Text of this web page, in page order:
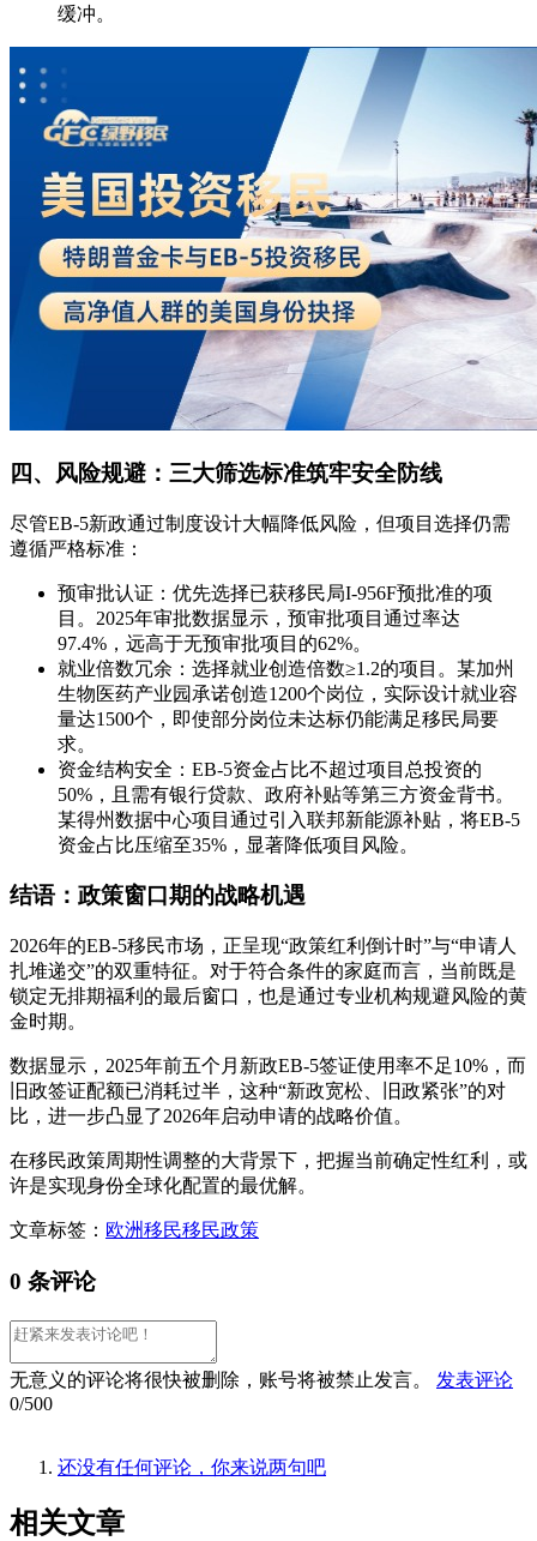
缓冲。
四、风险规避：三大筛选标准筑牢安全防线
尽管EB-5新政通过制度设计大幅降低风险，但项目选择仍需
遵循严格标准：
预审批认证：优先选择已获移民局I-956F预批准的项
目。2025年审批数据显示，预审批项目通过率达
97.4%，远高于无预审批项目的62%。
就业倍数冗余：选择就业创造倍数≥1.2的项目。某加州
生物医药产业园承诺创造1200个岗位，实际设计就业容
量达1500个，即使部分岗位未达标仍能满足移民局要
求。
资金结构安全：EB-5资金占比不超过项目总投资的
50%，且需有银行贷款、政府补贴等第三方资金背书。
某得州数据中心项目通过引入联邦新能源补贴，将EB-5
资金占比压缩至35%，显著降低项目风险。
结语：政策窗口期的战略机遇
2026年的EB-5移民市场，正呈现“政策红利倒计时”与“申请人
扎堆递交”的双重特征。对于符合条件的家庭而言，当前既是
锁定无排期福利的最后窗口，也是通过专业机构规避风险的黄
金时期。
数据显示，2025年前五个月新政EB-5签证使用率不足10%，而
旧政签证配额已消耗过半，这种“新政宽松、旧政紧张”的对
比，进一步凸显了2026年启动申请的战略价值。
在移民政策周期性调整的大背景下，把握当前确定性红利，或
许是实现身份全球化配置的最优解。
文章标签： 欧洲移民移民政策
0 条评论
无意义的评论将很快被删除，账号将被禁止发言。
发表评论
0/500
还没有任何评论，你来说两句吧
相关文章